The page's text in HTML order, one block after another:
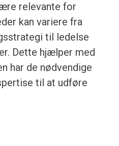
relevante for
kan variere fra
til ledelse
Dette hjælper med
har de nødvendige
til at udføre